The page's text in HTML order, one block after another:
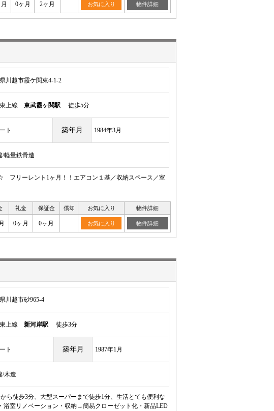
0ヶ月 2ヶ月 お気に入り 物件詳細
川越市霞ケ関東4-1-2
上線 東武霞ヶ関駅 徒歩5分
ト 築年月 1984年3月
/軽量鉄骨造
リーレント1ヶ月！！エアコン１基／収納スペース／室
礼金 保証金 償却 お気に入り 物件詳細
0ヶ月 0ヶ月 お気に入り 物件詳細
川越市砂965-4
上線 新河岸駅 徒歩3分
ト 築年月 1987年1月
/木造
ら徒歩3分、大型スーパーまで徒歩1分、生活とても便利な
浴室リノベーション・収納→簡易クローゼット化・新品LED